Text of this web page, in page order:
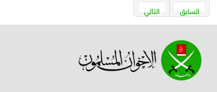
السابق التالي